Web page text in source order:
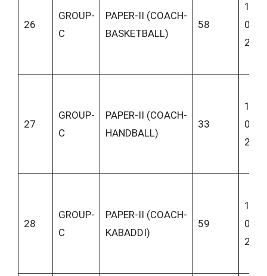
26
GROUP-
C
PAPER-II (COACH-
BASKETBALL)
58
10-
06-
27
GROUP-
C
PAPER-II (COACH-
HANDBALL)
33
10-
06-
28
GROUP-
C
PAPER-II (COACH-
KABADDI)
59
10-
06-